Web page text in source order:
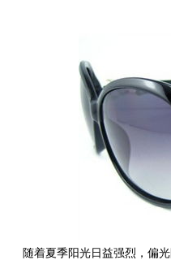
随着夏季阳光日益强烈，偏